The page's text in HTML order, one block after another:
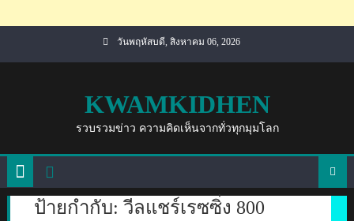
วันพฤหัสบดี, สิงหาคม 06, 2026
KWAMKIDHEN
รวบรวมข่าว ความคิดเห็นจากทั่วทุกมุมโลก
ป้ายกำกับ: วีลแชร์เรซซิ่ง 800